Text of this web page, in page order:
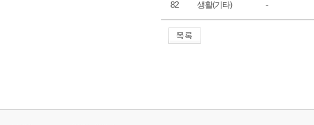
82 생활(기타) -